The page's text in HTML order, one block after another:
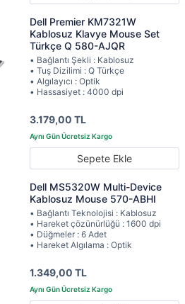
Dell Premier KM7321W
Kablosuz Klavye Mouse Set
Türkçe Q 580-AJQR
• Bağlantı Şekli : Kablosuz
• Tuş Dizilimi : Q Türkçe
• Algılayıcı : Optik
• Hassasiyet : 4000 dpi
3.179,00 TL
Sepete Ekle
Dell MS5320W Multi-Device
Kablosuz Mouse 570-ABHI
• Bağlantı Teknolojisi : Kablosuz
• Hareket çözünürlüğü : 1600 dpi
• Düğmeler : 6 Adet
• Hareket Algılama : Optik
1.349,00 TL